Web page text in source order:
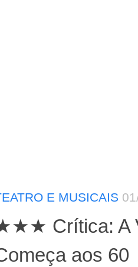
E MUSICAIS
Crítica: A
aos 60